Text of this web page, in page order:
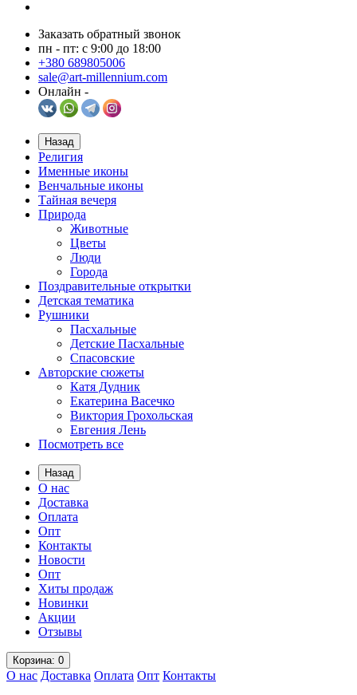
Заказать обратный звонок
пн - пт: с 9:00 до 18:00
+380 689805006
sale@art-millennium.com
Онлайн -
Назад
Религия
Именные иконы
Венчальные иконы
Тайная вечеря
Природа
Животные
Цветы
Люди
Города
Поздравительные открытки
Детская тематика
Рушники
Пасхальные
Детские Пасхальные
Спасовские
Авторские сюжеты
Катя Дудник
Екатерина Васечко
Виктория Грохольская
Евгения Лень
Посмотреть все
Назад
О нас
Доставка
Оплата
Опт
Контакты
Новости
Опт
Хиты продаж
Новинки
Акции
Отзывы
Корзина: 0
О нас Доставка Оплата Опт Контакты